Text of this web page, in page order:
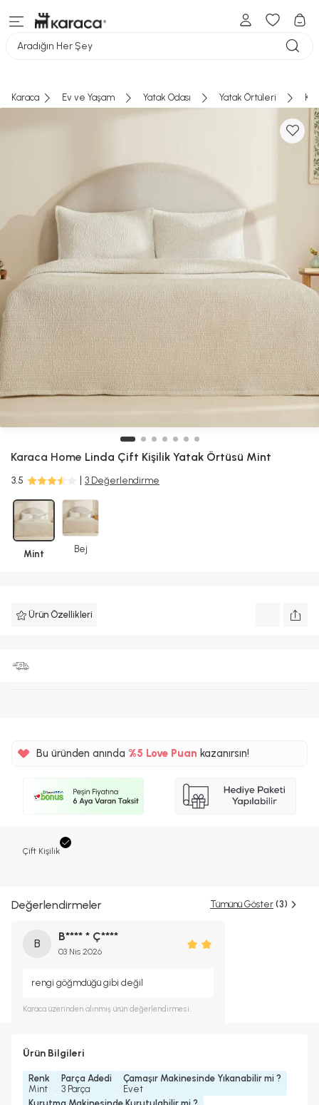
Aradığın Her Şey
Karaca Ev ve Yaşam Yatak Odası Yatak Örtüleri
Karaca Home Linda Çift Kişilik Yatak Örtüsü Mint
3.5 3 Değerlendirme
Mint Bej
Ürün Özellikleri
Bu üründen anında %5
%5
Love Puan kazanırsın!
Çift Kişilik
Değerlendirmeler Tümünü Göster (3)
B
B**** * Ç****
03 Nis 2026
rengi göğmdüğü gibi değil
Karaca üzerinden alınmış ürün değerlendirmesi.
Ürün Bilgileri
Renk
Mint
Parça Adedi
3 Parça
Çamaşır Makinesinde Yıkanabilir mi ?
Evet